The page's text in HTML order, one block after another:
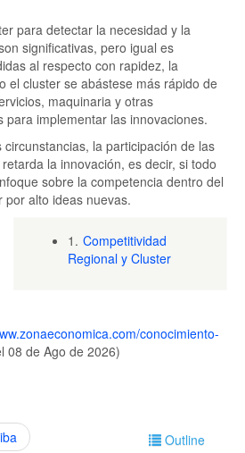
para detectar la necesidad y la
significativas, pero igual es
al respecto con rapidez, la
el cluster se abástese más rápido de
maquinaria y otras
para implementar las innovaciones.
la participación de las
la innovación, es decir, si todo
sobre la competencia dentro del
por alto ideas nuevas.
1. Competitividad
Regional y Cluster
conocimiento-
08 de Ago de 2026)
Outline